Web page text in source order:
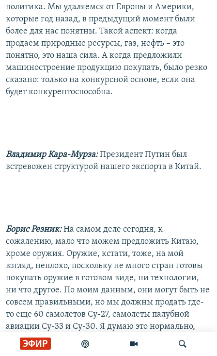
ЭФИР
политика. Мы удаляемся от Европы и Америки,
которые год назад, в предыдущий момент были
более для нас понятны. Такой аспект: когда
продаем природные ресурсы, газ, нефть – это
понятно, это наша сила. А когда предложили
машиностроение продукцию покупать, было резко
сказано: только на конкурсной основе, если она
будет конкурентоспособна.
Владимир Кара-Мурза:Президент Путин был
встревожен структурой нашего экспорта в Китай.
Борис Резник:На самом деле сегодня, к
сожалению, мало что можем предложить Китаю,
кроме оружия. Оружие, кстати, тоже, на мой
взгляд, неплохо, поскольку не много стран готовы
покупать оружие в готовом виде, ни технологии,
ни что другое. По моим данным, они могут быть не
совсем правильными, но мы должны продать где-
то еще 60 самолетов Су-27, самолеты палубной
авиации Су-33 и Су-30. Я думаю это нормально,
поскольку это позволяет работать Комсомольскому
авиационному объединению имени Гагарина, где